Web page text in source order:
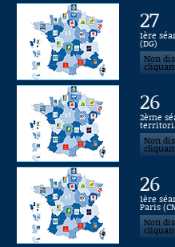
27
1ère
(DG)
Non
26
2ème
Non
26
1ère
Paris
Non